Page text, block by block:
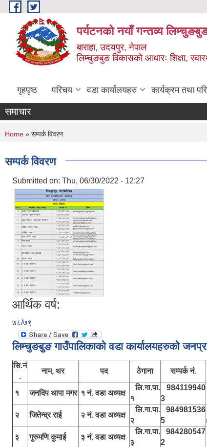
Skip to main content
पर्यटनको नयाँ गन्तव्य लिम्चुङबुङ
बाराहा, उदयपुर, नेपाल
लिम्चुङबुङ विकासको आधारः शिक्षा,
गृहपृष्ठ परिचय वडा कार्यालयहरु कार्यक्रम तथा
समाचार
You are here
Home » सम्पर्क विवरण
सम्पर्क विवरण
Submitted on: Thu, 06/30/2022 - 12:27
आर्थिक वर्ष:
७८/७९
लिम्चुङबुङ गाउँपालिकाकाे वडा कार्यालयहरुकाे
सि.नं
.
नाम, थर पद ठेगाना सम्पर्क नं.
१ जनदिप थापा मगर १ नं. वडा अध्यक्ष
लि.गा.पा.
१
984119940
3
२ जितेन्द्र राई २ नं. वडा अध्यक्ष
लि.गा.पा.
२
984981536
5
३
गुरुमणि कुमाई ३ नं. वडा अध्यक्ष
लि.गा.पा.
३
984280547
2